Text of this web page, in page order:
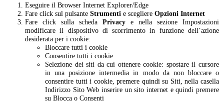
Eseguire il Browser Internet Explorer/Edge
Fare click sul pulsante Strumenti e scegliere Opzioni Internet
Fare click sulla scheda Privacy e nella sezione Impostazioni
modificare il dispositivo di scorrimento in funzione dell’azione
desiderata per i cookie:
Bloccare tutti i cookie
Consentire tutti i cookie
Selezione dei siti da cui ottenere cookie: spostare il cursore
in una posizione intermedia in modo da non bloccare o
consentire tutti i cookie, premere quindi su Siti, nella casella
Indirizzo Sito Web inserire un sito internet e quindi premere
su Blocca o Consenti